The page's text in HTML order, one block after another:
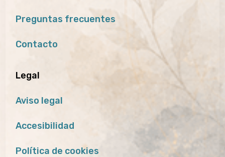
Preguntas frecuentes
Contacto
Legal
Aviso legal
Accesibilidad
Política de cookies